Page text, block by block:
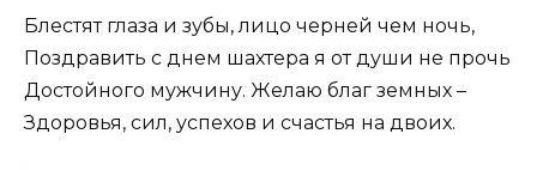
Блестят глаза и зубы, лицо черней чем ночь,
Поздравить с днем шахтера я от души не прочь
Достойного мужчину. Желаю благ земных –
Здоровья, сил, успехов и счастья на двоих.